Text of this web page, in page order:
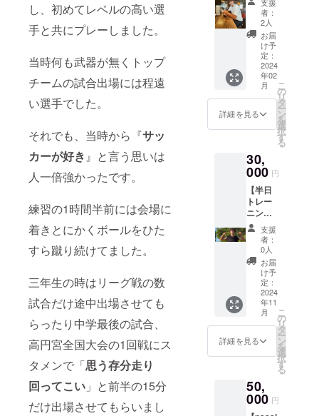
し、初めてレベルの高い選
手と共にプレーしました。
当時何も武器が無くトップ
チームの試合出場には程遠
い選手でした。
それでも、当時から『サッ
カーが好き』と言う思いは
人一倍強かったです。
練習の1時間半前には会場に
着きとにかくボールをひた
すら蹴り続けてました。
三年生の時はリーグ戦の数
試合だけ途中出場させても
らったり中学最後の試合、
高円宮全国大会の1回戦にス
タメンで「思う存分走り
回ってこい 」と前半の15分
だけ出場させてもらいまし
海外で
の生活
やサッ
カーで
の結果
など現
状報告
させて
頂きま
す。
にてお
渡しし
ます。
宜しく
お願い
しま
す！
ス】 ◎
帰国後
カフェ
にてお
話しし
ましょ
う！
（11月
帰国予
定）
（帰国
まで時
きます
ので、
オンラ
インで
お話し
も可能
で
す！）
海外で
の経験
談やな
んでも
お話し
しま
す！ カ
フェ代
金はお
す。 対
応可能
時間
者：
2人
お届
け予
定：
2024
年02
月
詳細を見る
こ
の
リ
タ
ー
ン
を
選
択
す
る
30,
000 円
【半日
トレー
ニング
コー
ス】 帰
国時に
一緒に
トレー
ニング
か運動
しま
しょ
う！ 体
をめ
ちゃめ
ちゃ追
たい
方！
サッ
支援
者：
0人
お届
け予
定：
2024
年11
月
詳細を見る
こ
の
リ
タ
ー
ン
を
選
択
す
る
50,
000 円